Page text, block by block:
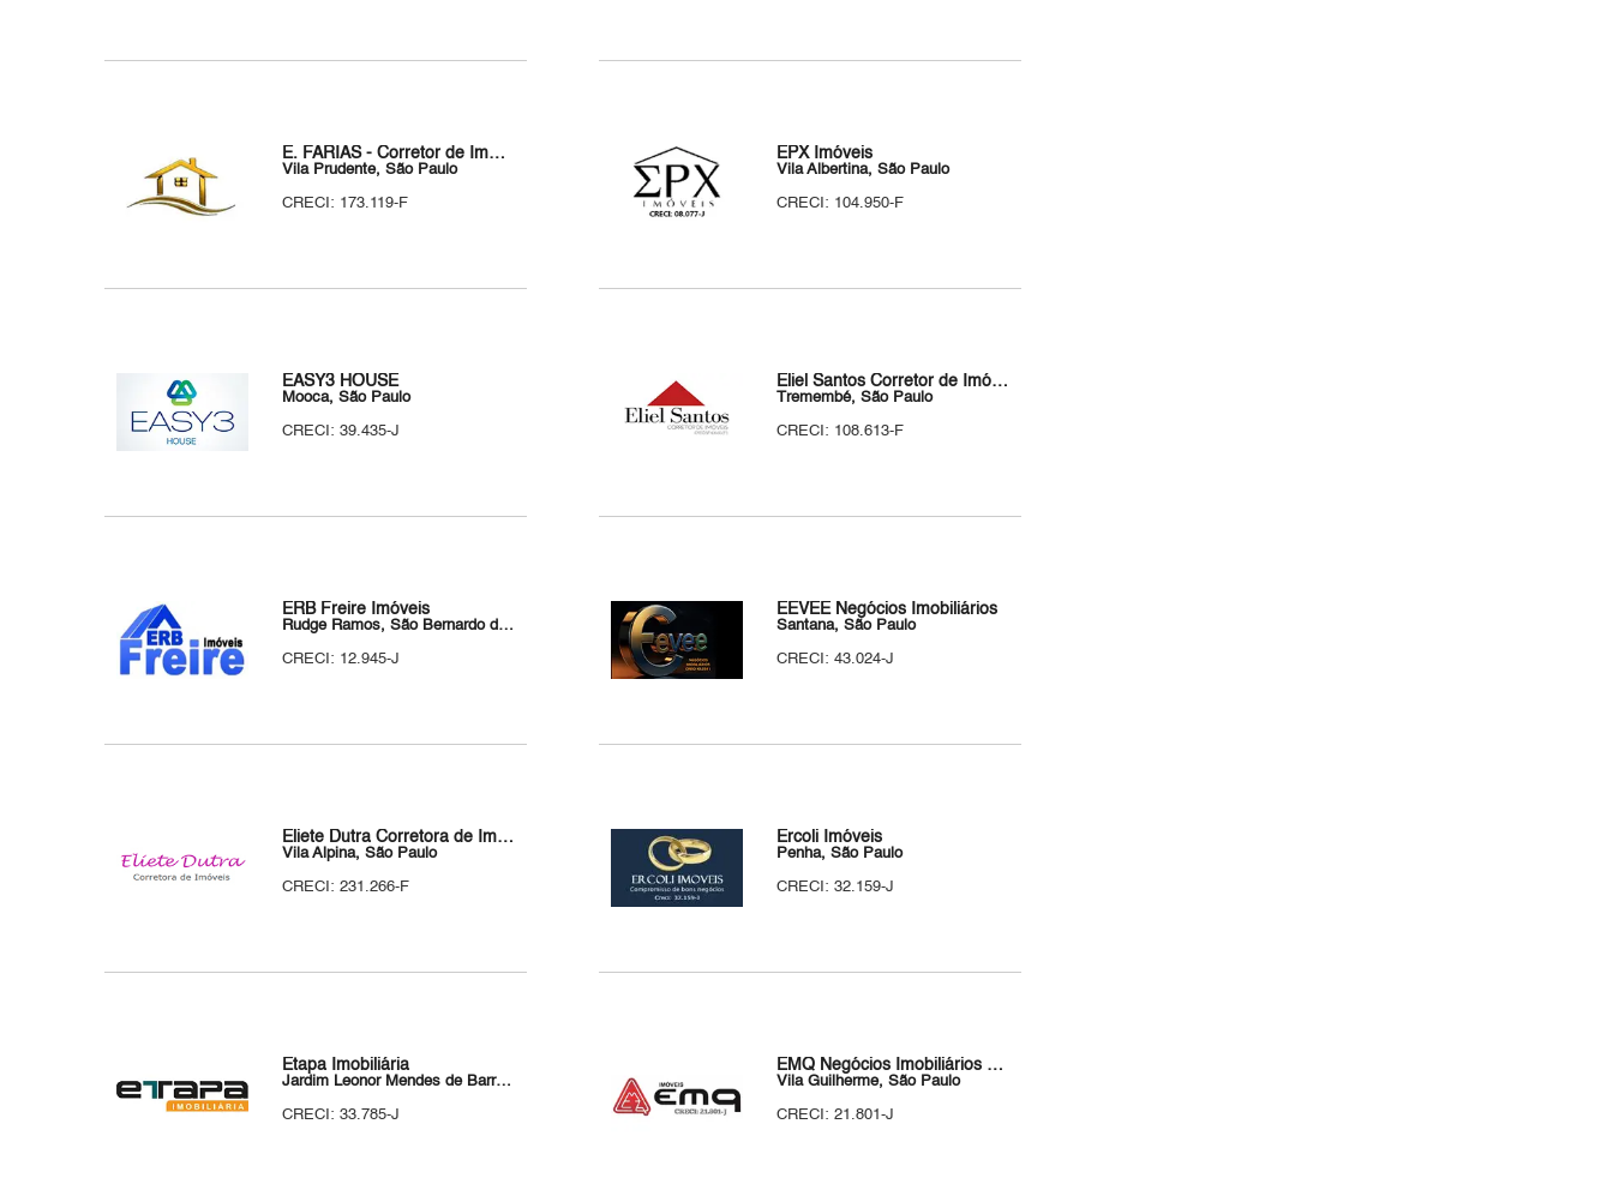
E. FARIAS - Corretor de Imóveis
Vila Prudente, São Paulo
CRECI: 173.119-F
EPX Imóveis
Vila Albertina, São Paulo
CRECI: 104.950-F
EASY3 HOUSE
Mooca, São Paulo
CRECI: 39.435-J
Eliel Santos Corretor de Imóveis
Tremembé, São Paulo
CRECI: 108.613-F
ERB Freire Imóveis
Rudge Ramos, São Bernardo do Campo
CRECI: 12.945-J
EEVEE Negócios Imobiliários
Santana, São Paulo
CRECI: 43.024-J
Eliete Dutra Corretora de Imóveis
Vila Alpina, São Paulo
CRECI: 231.266-F
Ercoli Imóveis
Penha, São Paulo
CRECI: 32.159-J
Etapa Imobiliária
Jardim Leonor Mendes de Barros, São Paulo
CRECI: 33.785-J
EMQ Negócios Imobiliários Ltda
Vila Guilherme, São Paulo
CRECI: 21.801-J